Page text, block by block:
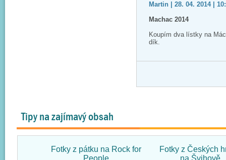
Martin | 28. 04. 2014 |
Machac 2014
Koupím dva lístky na
dík.
Tipy na zajímavý obsah
Fotky z pátku na Rock for
People
Fotky z Českých
na Švihově